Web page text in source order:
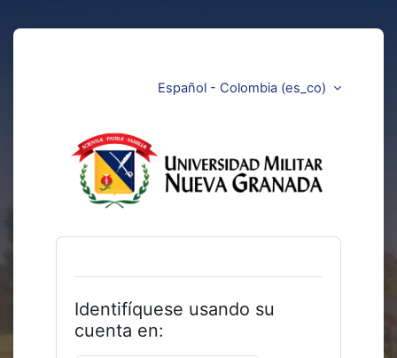
Español - Colombia ‎(es_co)‎
Saltar a creación de una nueva cuenta
Identifíquese usando su
cuenta en: